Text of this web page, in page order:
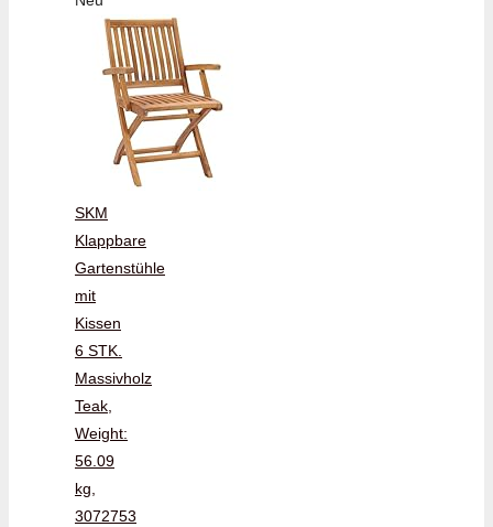
SKM
Klappbare
Gartenstühle
mit
Kissen
6 STK.
Massivholz
Teak,
Weight:
56.09
kg,
3072753